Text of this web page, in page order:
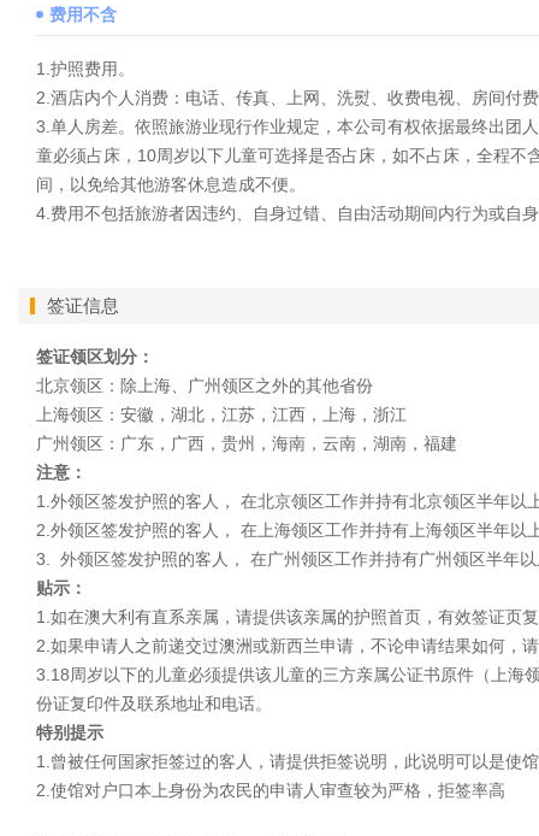
费用不含
1.护照费用。
2.酒店内个人消费：电话、传真、上网、洗熨、收费电视、房间付
3.单人房差。依照旅游业现行作业规定，本公司有权依据最终出团
童必须占床，10周岁以下儿童可选择是否占床，如不占床，全程
间，以免给其他游客休息造成不便。
4.费用不包括旅游者因违约、自身过错、自由活动期间内行为或自
签证信息
签证领区划分：
北京领区：除上海、广州领区之外的其他省份
上海领区：安徽，湖北，江苏，江西，上海，浙江
广州领区：广东，广西，贵州，海南，云南，湖南，福建
注意：
1.外领区签发护照的客人， 在北京领区工作并持有北京领区半年以
2.外领区签发护照的客人， 在上海领区工作并持有上海领区半年以
3. 外领区签发护照的客人， 在广州领区工作并持有广州领区半年
贴示：
1.如在澳大利有直系亲属，请提供该亲属的护照首页，有效签证页
2.如果申请人之前递交过澳洲或新西兰申请，不论申请结果如何，
3.18周岁以下的儿童必须提供该儿童的三方亲属公证书原件（上海
份证复印件及联系地址和电话。
特别提示
1.曾被任何国家拒签过的客人，请提供拒签说明，此说明可以是使
2.使馆对户口本上身份为农民的申请人审查较为严格，拒签率高